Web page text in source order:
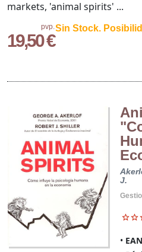
pvp.
19,50 €
Sin Stock.
markets, 'animal spirits' ...
J.